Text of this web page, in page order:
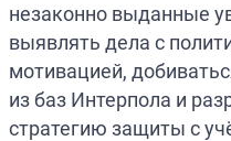
незаконно выданные
выявлять дела с
мотивацией,
из баз Интерпола и
стратегию защиты с